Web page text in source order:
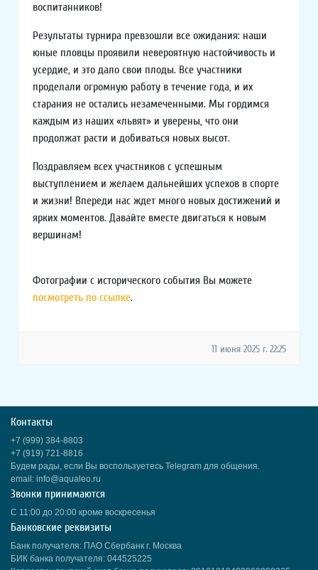
воспитанников!
Результаты турнира превзошли все ожидания: наши
юные пловцы проявили невероятную настойчивость и
усердие, и это дало свои плоды. Все участники
проделали огромную работу в течение года, и их
старания не остались незамеченными. Мы гордимся
каждым из наших «львят» и уверены, что они
продолжат расти и добиваться новых высот.
Поздравляем всех участников с успешным
выступлением и желаем дальнейших успехов в спорте
и жизни! Впереди нас ждет много новых достижений и
ярких моментов. Давайте вместе двигаться к новым
вершинам!
Фотографии с исторического события Вы можете
посмотреть по ссылке.
11 июня 2025 г. 22:25
Контакты
+7 (999) 384-8803
+7 (919) 721-8816
Будем рады, если Вы воспользуетесь Telegram для общения.
email: info@aqualeo.ru
Звонки принимаются
С 11:00 до 20:00 кроме воскресенья
Банковские реквизиты
Банк получателя: ПАО Сбербанк г. Москва
БИК банка получателя: 044525225